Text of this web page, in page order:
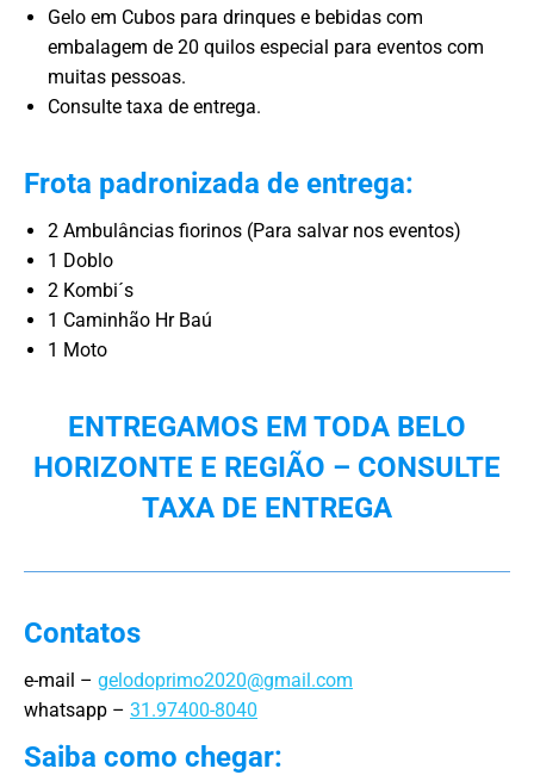
Gelo em Cubos para drinques e bebidas com
embalagem de 20 quilos especial para eventos com
muitas pessoas.
Consulte taxa de entrega.
Frota padronizada de entrega:
2 Ambulâncias fiorinos (Para salvar nos eventos)
1 Doblo
2 Kombi´s
1 Caminhão Hr Baú
1 Moto
ENTREGAMOS EM TODA BELO
HORIZONTE E REGIÃO – CONSULTE
TAXA DE ENTREGA
Contatos
e-mail – gelodoprimo2020@gmail.com
whatsapp – 31.97400-8040
Saiba como chegar: